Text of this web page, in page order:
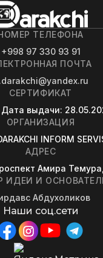
ТЕЛЕФОНА
+998 97 330 93 91
ПОЧТА
СЕРТИФИКАТ
Дата выдачи:
ОРГАНИЗАЦИЯ
INFORM
АДРЕС
Амира
ИДЕИ И
Абдухоликов
Наши соц.сети